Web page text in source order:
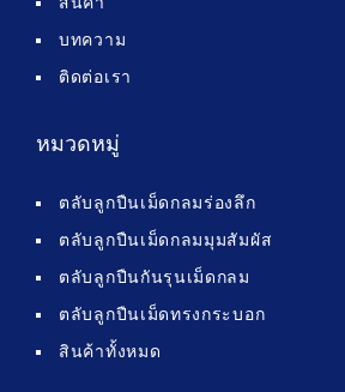
บทความ
ติดต่อเรา
หมวดหมู่
ตลับลูกปืนเม็ดกลมร่องลึก
ตลับลูกปืนเม็ดกลมมุมสัมผัส
ตลับลูกปืนกันรุนเม็ดกลม
ตลับลูกปืนเม็ดทรงกระบอก
สินค้าทั้งหมด